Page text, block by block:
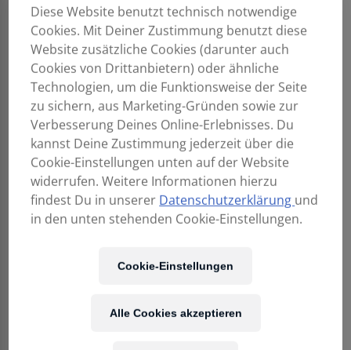
Diese Website benutzt technisch notwendige
Cookies. Mit Deiner Zustimmung benutzt diese
Website zusätzliche Cookies (darunter auch
Cookies von Drittanbietern) oder ähnliche
Technologien, um die Funktionsweise der Seite
zu sichern, aus Marketing-Gründen sowie zur
Verbesserung Deines Online-Erlebnisses. Du
kannst Deine Zustimmung jederzeit über die
Cookie-Einstellungen unten auf der Website
widerrufen. Weitere Informationen hierzu
findest Du in unserer Datenschutzerklärung und
in den unten stehenden Cookie-Einstellungen.
Cookie-Einstellungen
Alle Cookies akzeptieren